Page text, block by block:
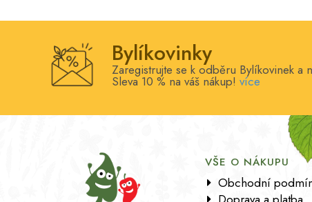
Bylíkovinky
Zaregistrujte se k odběru Bylíkovinek a
Sleva 10 % na váš nákup! více
VŠE O NÁKUPU
Obchodní